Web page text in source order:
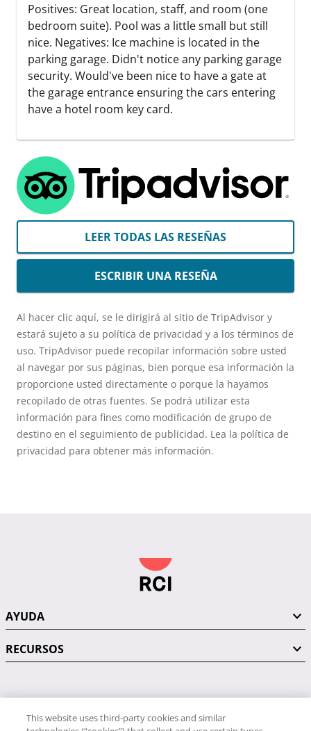
Positives: Great location, staff, and room (one
bedroom suite). Pool was a little small but still
nice. Negatives: Ice machine is located in the
parking garage. Didn't notice any parking garage
security. Would've been nice to have a gate at
the garage entrance ensuring the cars entering
have a hotel room key card.
LEER TODAS LAS RESEÑAS
ESCRIBIR UNA RESEÑA
Al hacer clic aquí, se le dirigirá al sitio de TripAdvisor y
estará sujeto a su política de privacidad y a los términos de
uso. TripAdvisor puede recopilar información sobre usted
al navegar por sus páginas, bien porque esa información la
proporcione usted directamente o porque la hayamos
recopilado de otras fuentes. Se podrá utilizar esta
información para fines como modificación de grupo de
destino en el seguimiento de publicidad. Lea la política de
privacidad para obtener más información.
AYUDA
RECURSOS
PÓNGASE EN CONTACTO CON NOSOTROS
This website uses third-party cookies and similar